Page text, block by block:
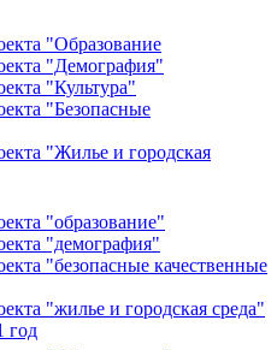
"Образование
"Демография"
"Культура"
"Безопасные
"Жилье и городская
"образование"
"демография"
"безопасные качественные
"жилье и городская среда"
год